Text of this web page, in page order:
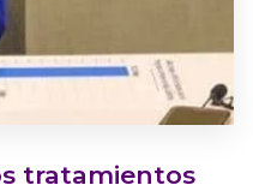
tratamientos